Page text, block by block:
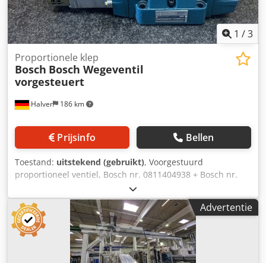
1 /3
Halver 186 km
Proportionele klep
Bosch Bosch Wegeventil
vorgesteuert
Prijsinfo Bellen
Toestand: uitstekend (gebruikt), Voorgestuurd
proportioneel ventiel, Bosch nr. 0811404938 + Bosch nr.
1817414331 Djdpsy Ah R Ajfx Ab Esck
Advertentie